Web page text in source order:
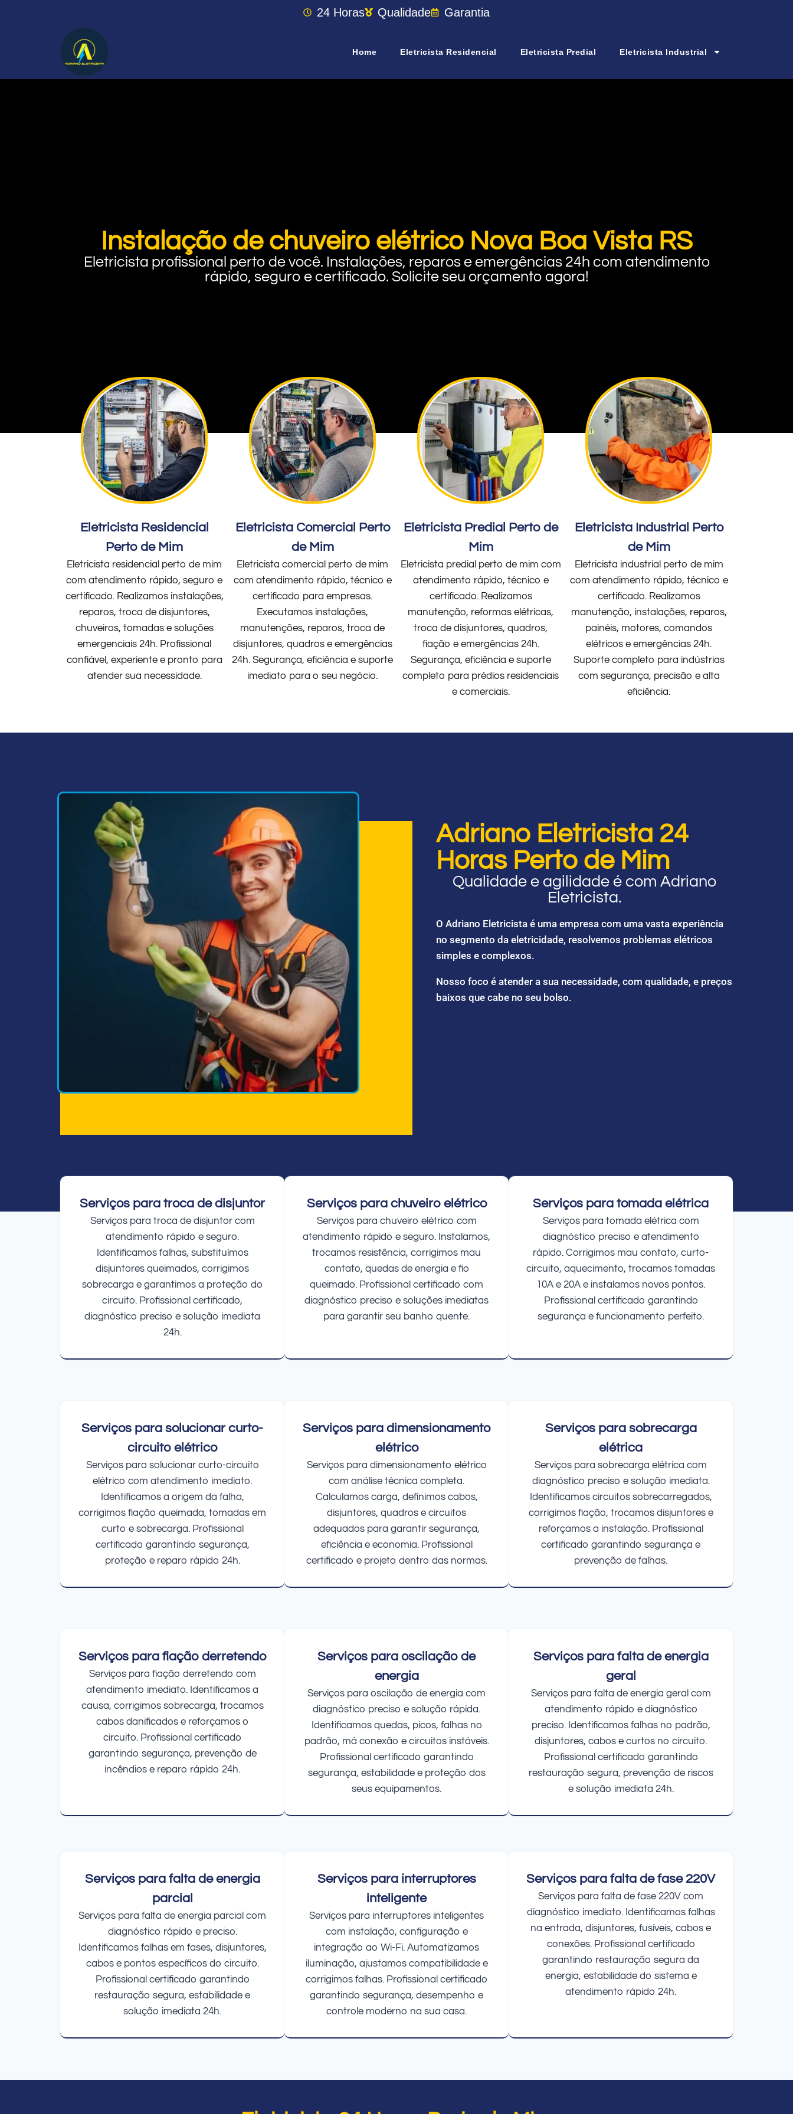
24 Horas Qualidade Garantia
Home Eletricista Residencial Eletricista Predial Eletricista Industrial
Instalação de chuveiro elétrico Nova Boa Vista RS
Eletricista profissional perto de você. Instalações, reparos e emergências 24h com atendimento
rápido, seguro e certificado. Solicite seu orçamento agora!
Eletricista Residencial
Perto de Mim
Eletricista residencial perto de mim
com atendimento rápido, seguro e
certificado. Realizamos instalações,
reparos, troca de disjuntores,
chuveiros, tomadas e soluções
emergenciais 24h. Profissional
confiável, experiente e pronto para
atender sua necessidade.
Eletricista Comercial Perto
de Mim
Eletricista comercial perto de mim
com atendimento rápido, técnico e
certificado para empresas.
Executamos instalações,
manutenções, reparos, troca de
disjuntores, quadros e emergências
24h. Segurança, eficiência e suporte
imediato para o seu negócio.
Eletricista Predial Perto de
Mim
Eletricista predial perto de mim com
atendimento rápido, técnico e
certificado. Realizamos
manutenção, reformas elétricas,
troca de disjuntores, quadros,
fiação e emergências 24h.
Segurança, eficiência e suporte
completo para prédios residenciais
e comerciais.
Eletricista Industrial Perto
de Mim
Eletricista industrial perto de mim
com atendimento rápido, técnico e
certificado. Realizamos
manutenção, instalações, reparos,
painéis, motores, comandos
elétricos e emergências 24h.
Suporte completo para indústrias
com segurança, precisão e alta
eficiência.
Adriano Eletricista 24
Horas Perto de Mim
Qualidade e agilidade é com Adriano
Eletricista.
O Adriano Eletricista é uma empresa com uma vasta experiência
no segmento da eletricidade, resolvemos problemas elétricos
simples e complexos.
Nosso foco é atender a sua necessidade, com qualidade, e preços
baixos que cabe no seu bolso.
Serviços para troca de disjuntor
Serviços para troca de disjuntor com
atendimento rápido e seguro.
Identificamos falhas, substituímos
disjuntores queimados, corrigimos
sobrecarga e garantimos a proteção do
circuito. Profissional certificado,
diagnóstico preciso e solução imediata
24h.
Serviços para chuveiro elétrico
Serviços para chuveiro elétrico com
atendimento rápido e seguro. Instalamos,
trocamos resistência, corrigimos mau
contato, quedas de energia e fio
queimado. Profissional certificado com
diagnóstico preciso e soluções imediatas
para garantir seu banho quente.
Serviços para tomada elétrica
Serviços para tomada elétrica com
diagnóstico preciso e atendimento
rápido. Corrigimos mau contato, curto-
circuito, aquecimento, trocamos tomadas
10A e 20A e instalamos novos pontos.
Profissional certificado garantindo
segurança e funcionamento perfeito.
Serviços para solucionar curto-
circuito elétrico
Serviços para solucionar curto-circuito
elétrico com atendimento imediato.
Identificamos a origem da falha,
corrigimos fiação queimada, tomadas em
curto e sobrecarga. Profissional
certificado garantindo segurança,
proteção e reparo rápido 24h.
Serviços para dimensionamento
elétrico
Serviços para dimensionamento elétrico
com análise técnica completa.
Calculamos carga, definimos cabos,
disjuntores, quadros e circuitos
adequados para garantir segurança,
eficiência e economia. Profissional
certificado e projeto dentro das normas.
Serviços para sobrecarga
elétrica
Serviços para sobrecarga elétrica com
diagnóstico preciso e solução imediata.
Identificamos circuitos sobrecarregados,
corrigimos fiação, trocamos disjuntores e
reforçamos a instalação. Profissional
certificado garantindo segurança e
prevenção de falhas.
Serviços para fiação derretendo
Serviços para fiação derretendo com
atendimento imediato. Identificamos a
causa, corrigimos sobrecarga, trocamos
cabos danificados e reforçamos o
circuito. Profissional certificado
garantindo segurança, prevenção de
incêndios e reparo rápido 24h.
Serviços para oscilação de
energia
Serviços para oscilação de energia com
diagnóstico preciso e solução rápida.
Identificamos quedas, picos, falhas no
padrão, má conexão e circuitos instáveis.
Profissional certificado garantindo
segurança, estabilidade e proteção dos
seus equipamentos.
Serviços para falta de energia
geral
Serviços para falta de energia geral com
atendimento rápido e diagnóstico
preciso. Identificamos falhas no padrão,
disjuntores, cabos e curtos no circuito.
Profissional certificado garantindo
restauração segura, prevenção de riscos
e solução imediata 24h.
Serviços para falta de energia
parcial
Serviços para falta de energia parcial com
diagnóstico rápido e preciso.
Identificamos falhas em fases, disjuntores,
cabos e pontos específicos do circuito.
Profissional certificado garantindo
restauração segura, estabilidade e
solução imediata 24h.
Serviços para interruptores
inteligente
Serviços para interruptores inteligentes
com instalação, configuração e
integração ao Wi-Fi. Automatizamos
iluminação, ajustamos compatibilidade e
corrigimos falhas. Profissional certificado
garantindo segurança, desempenho e
controle moderno na sua casa.
Serviços para falta de fase 220V
Serviços para falta de fase 220V com
diagnóstico imediato. Identificamos falhas
na entrada, disjuntores, fusíveis, cabos e
conexões. Profissional certificado
garantindo restauração segura da
energia, estabilidade do sistema e
atendimento rápido 24h.